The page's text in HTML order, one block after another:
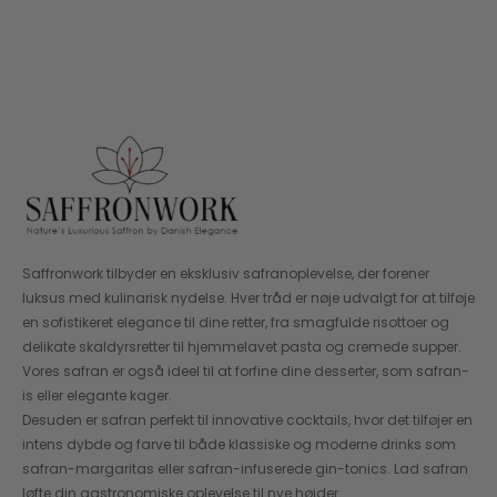
Saffronwork tilbyder en eksklusiv safranoplevelse, der forener
luksus med kulinarisk nydelse. Hver tråd er nøje udvalgt for at tilføje
en sofistikeret elegance til dine retter, fra smagfulde risottoer og
delikate skaldyrsretter til hjemmelavet pasta og cremede supper.
Vores safran er også ideel til at forfine dine desserter, som safran-
is eller elegante kager.
Desuden er safran perfekt til innovative cocktails, hvor det tilføjer en
intens dybde og farve til både klassiske og moderne drinks som
safran-margaritas eller safran-infuserede gin-tonics. Lad safran
løfte din gastronomiske oplevelse til nye højder.